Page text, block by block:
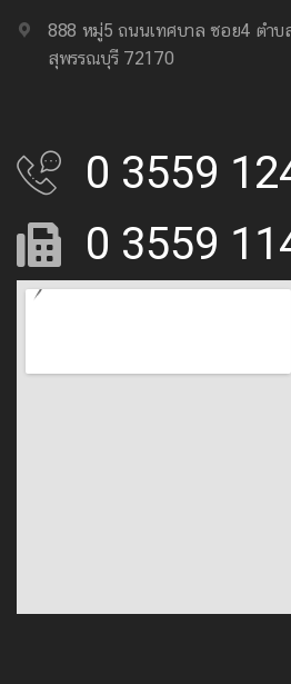
888 หมู่5 ถนนเทศบาล ซอย4 ตำบ
สุพรรณบุรี 72170
0 3559
0 3559